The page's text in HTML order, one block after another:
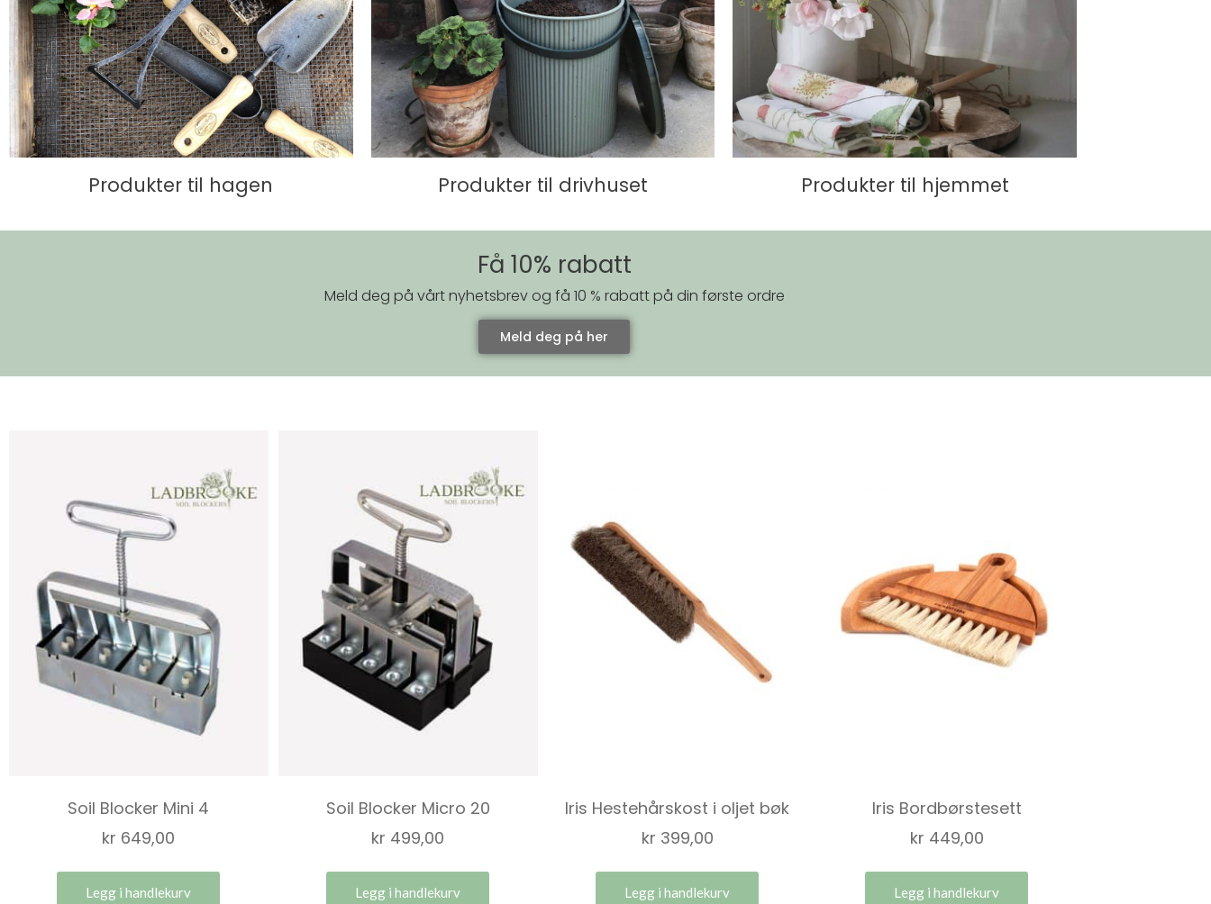
Produkter til hagen Produkter til drivhuset Produkter til hjemmet
Få 10% rabatt
Meld deg på vårt nyhetsbrev og få 10 % rabatt på din første ordre
Meld deg på her
Soil Blocker Mini 4
kr 649,00
Legg i handlekurv
Soil Blocker Micro 20
kr 499,00
Legg i handlekurv
Iris Hestehårskost i oljet bøk
kr 399,00
Legg i handlekurv
Iris Bordbørstesett
kr 449,00
Legg i handlekurv